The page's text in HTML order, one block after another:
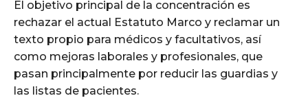
El objetivo principal de la concentración es
rechazar el actual Estatuto Marco y reclamar un
texto propio para médicos y facultativos, así
como mejoras laborales y profesionales, que
pasan principalmente por reducir las guardias y
las listas de pacientes.